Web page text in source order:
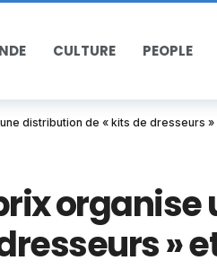
CULTURE PEOPLE
distribution de « kits de dresseurs
organise
»